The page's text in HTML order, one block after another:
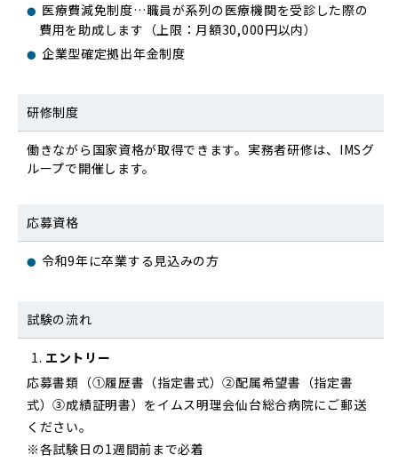
医療費減免制度…職員が系列の医療機関を受診した際の
費用を助成します（上限：月額30,000円以内）
企業型確定拠出年金制度
研修制度
働きながら国家資格が取得できます。実務者研修は、IMSグ
ループで開催します。
応募資格
令和9年に卒業する見込みの方
試験の流れ
エントリー
応募書類（①履歴書（指定書式）②配属希望書（指定書
式）③成績証明書）をイムス明理会仙台総合病院にご郵送
ください。
※各試験日の1週間前まで必着